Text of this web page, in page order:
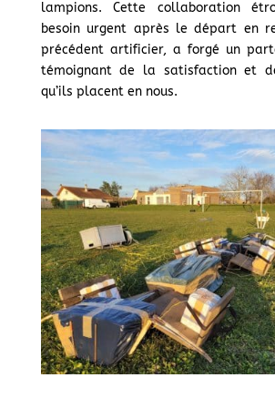
lampions. Cette collaboration
besoin urgent après le départ en
précédent artificier, a forgé un
témoignant de la satisfaction et
qu’ils placent en nous.